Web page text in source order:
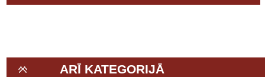
ARĪ KATEGORIJĀ